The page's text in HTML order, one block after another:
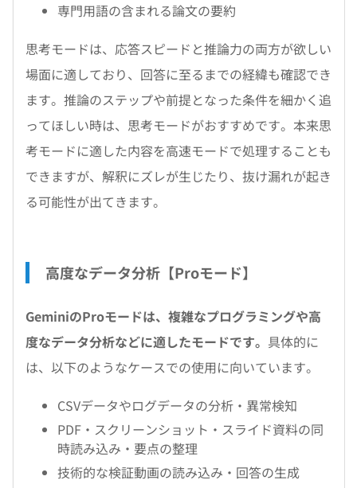
専門用語の含まれる論文の要約
思考モードは、応答スピードと推論力の両方が欲しい
場面に適しており、回答に至るまでの経緯も確認でき
ます。推論のステップや前提となった条件を細かく追
ってほしい時は、思考モードがおすすめです。本来思
考モードに適した内容を高速モードで処理することも
できますが、解釈にズレが生じたり、抜け漏れが起き
る可能性が出てきます。
高度なデータ分析【Proモード】
GeminiのProモードは、複雑なプログラミングや高
度なデータ分析などに適したモードです。 具体的に
は、以下のようなケースでの使用に向いています。
CSVデータやログデータの分析・異常検知
PDF・スクリーンショット・スライド資料の同
時読み込み・要点の整理
技術的な検証動画の読み込み・回答の生成